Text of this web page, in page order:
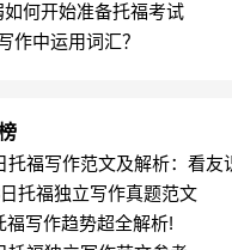
知， 建议信、请求信、
何开始准备托福考试
作中运用词汇？
托福写作范文及解析：看友
托福独立写作真题范文
福写作趋势超全解析!